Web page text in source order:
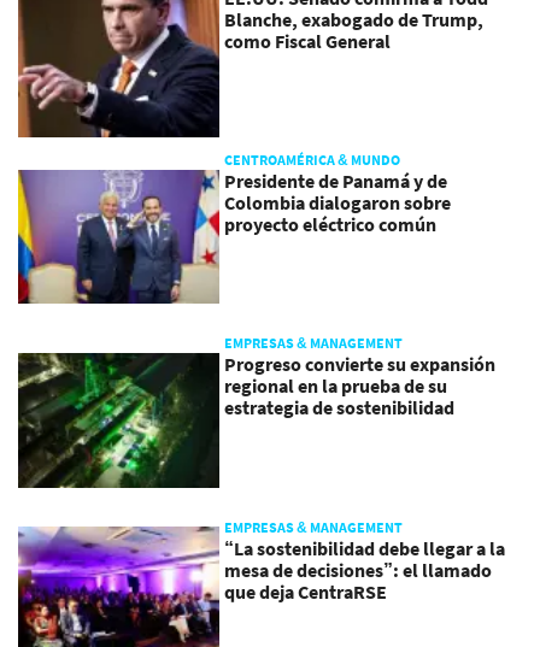
Blanche, exabogado de Trump,
como Fiscal General
CENTROAMÉRICA & MUNDO
Presidente de Panamá y de
Colombia dialogaron sobre
proyecto eléctrico común
EMPRESAS & MANAGEMENT
Progreso convierte su expansión
regional en la prueba de su
estrategia de sostenibilidad
EMPRESAS & MANAGEMENT
“La sostenibilidad debe llegar a la
mesa de decisiones”: el llamado
que deja CentraRSE